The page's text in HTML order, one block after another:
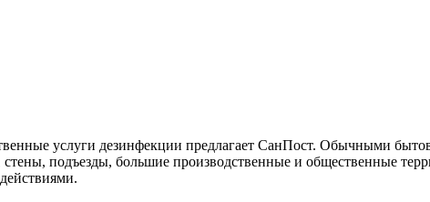
услуги дезинфекции предлагает СанПост. Обычными
подъезды, большие производственные и общественные